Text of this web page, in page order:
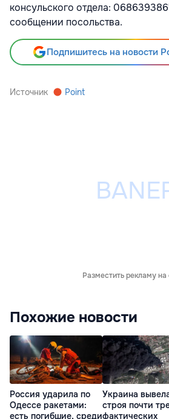
консульского отдела:
сообщении посольства.
Подпишитесь на новости
Источник Point
Разместить рекламу на
Похожие новости
Россия ударила по
Одессе ракетами:
есть погибшие, среди
Украина
строя почти
фактических